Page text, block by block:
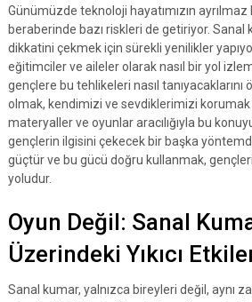
Günümüzde teknoloji hayatımızın ayrılmaz
beraberinde bazı riskleri de getiriyor.
dikkatini çekmek için sürekli yenilikler
eğitimciler ve aileler olarak nasıl bir yol
gençlere bu tehlikeleri nasıl tanıyacaklarını
olmak, kendimizi ve sevdiklerimizi korumak
materyaller ve oyunlar aracılığıyla bu
gençlerin ilgisini çekecek bir başka
güçtür ve bu gücü doğru kullanmak,
yoludur.
Oyun Değil: Sanal
Üzerindeki Yıkıcı
Sanal kumar, yalnızca bireyleri değil, aynı